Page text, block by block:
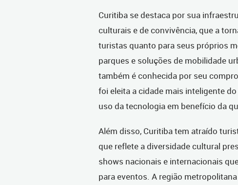
Curitiba se destaca por sua
culturais e de convivência, que a
turistas quanto para seus próprios
parques e soluções de mobilidade
também é conhecida por seu
foi eleita a cidade mais inteligente
uso da tecnologia em benefício da
Além disso, Curitiba tem atraído
que reflete a diversidade cultural
shows nacionais e internacionais
para eventos. A região